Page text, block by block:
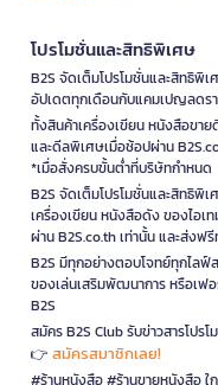
โปรโมชั่นและสิทธิพิเศษ
B2S จัดเต็มโปรโมชั่นและสิทธิพิ
อัปเดตทุกเดือนกับแคมเปญลดร
ทั้งสินค้าเครื่องเขียน หนังสือขา
และดีลพิเศษเมื่อช้อปผ่าน
*เมื่อสั่งครบขั้นต่ำที่บริษัทกำหนด
B2S จัดเต็มโปรโมชั่นและสิทธิพิ
เครื่องเขียน หนังสือดัง ของไอ
ผ่าน B2S.co.th เท่านั้น และส่งฟ
B2S มีทุกอย่างตอบโจทย์ทุกไลฟ์
ของเล่นเสริมพัฒนาการ หรือเฟ
B2S
สมัคร B2S Club รับข่าวสารโปร
👉 สมัครสมาชิกเลย!
#ร้านหนังสือ #ร้านขายหนังสือ ใ